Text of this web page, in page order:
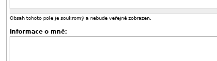
Obsah tohoto pole je soukromý a nebude veřejně zobrazen.
Informace o mně: